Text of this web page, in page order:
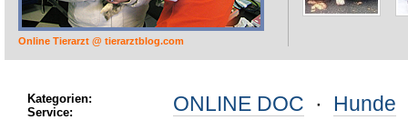
Online Tierarzt @ tierarztblog.com
Kategorien:
Service:
ONLINE DOC · Hunde